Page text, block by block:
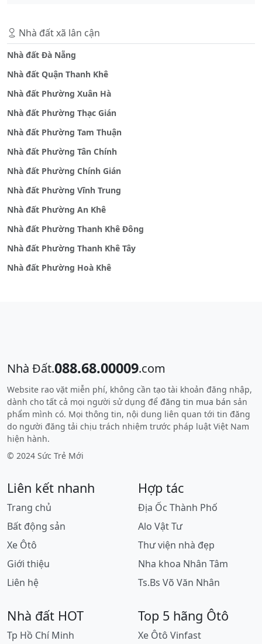
Nhà đất xã lân cận
Nhà đất Đà Nẵng
Nhà đất Quận Thanh Khê
Nhà đất Phường Xuân Hà
Nhà đất Phường Thạc Gián
Nhà đất Phường Tam Thuận
Nhà đất Phường Tân Chính
Nhà đất Phường Chính Gián
Nhà đất Phường Vĩnh Trung
Nhà đất Phường An Khê
Nhà đất Phường Thanh Khê Đông
Nhà đất Phường Thanh Khê Tây
Nhà đất Phường Hoà Khê
Nhà Đất.088.68.00009.com
Website rao vặt miễn phí, không cần tạo tài khoản đăng nhập,
dành cho tất cả mọi người sử dụng để đăng tin mua bán sản
phẩm mình có. Mọi thông tin, nội dung liên quan tới tin đăng
do người đăng tải chịu trách nhiệm trước pháp luật Việt Nam
hiện hành.
© 2024 Sức Trẻ Mới
Liên kết nhanh
Trang chủ
Bất động sản
Xe Ôtô
Giới thiệu
Liên hệ
Hợp tác
Địa Ốc Thành Phố
Alo Vật Tư
Thư viện nhà đẹp
Nha khoa Nhân Tâm
Ts.Bs Võ Văn Nhân
Nhà đất HOT
Tp Hồ Chí Minh
Top 5 hãng Ôtô
Xe Ôtô Vinfast